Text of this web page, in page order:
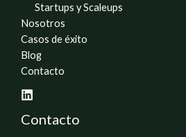
Startups y Scaleups
Nosotros
Casos de éxito
Blog
Contacto
Contacto